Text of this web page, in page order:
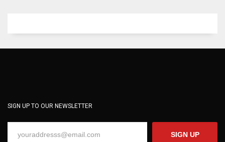
SIGN UP TO OUR NEWSLETTER
SIGN UP